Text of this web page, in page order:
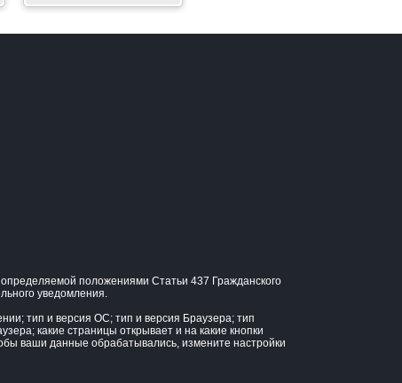
положениями Статьи 437 Гражданского
уведомления.
тип и версия ОС; тип и версия Браузера; тип
какие страницы открывает и на какие кнопки
ваши данные обрабатывались, измените настройки